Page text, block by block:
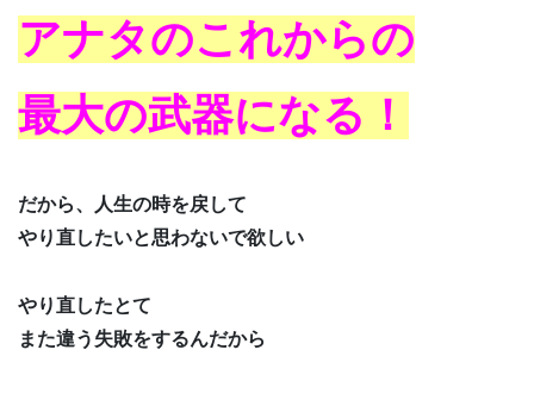
アナタのこれからの
最大の武器になる！
だから、人生の時を戻して
やり直したいと思わないで欲しい
やり直したとて
また違う失敗をするんだから